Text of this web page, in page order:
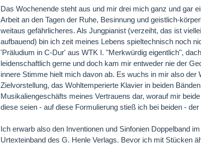
Das Wochenende steht aus und mir drei mich ganz und gar
Arbeit an den Tagen der Ruhe, Besinnung und geistlich-
weitaus gefährlicheres. Als Jungpianist (verzeiht, das ist
aufbauend) bin ich zeit meines Lebens spieltechnisch noch
'Präludium in C-Dur' aus WTK I. "Merkwürdig eigentlich",
leidenschaftlich gerne und doch kam mir entweder nie der
innere Stimme hielt mich davon ab. Es wuchs in mir also
Zielvorstellung, das Wohltemperierte Klavier in beiden
Musikaliengeschäfts meines Vertrauens dar, worauf mir
diese seien - auf diese Formulierung stieß ich bei beiden -
Ich erwarb also den Inventionen und Sinfonien Doppelband
Urtexteinband des G. Henle Verlags. Bevor ich mit Stücken